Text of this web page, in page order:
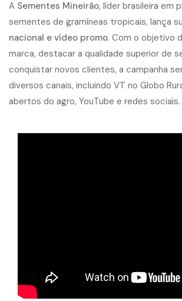
A Sementes Mineirão, líder brasileira em
sementes de gramíneas tropicais, lança
nacional e vídeo promo. Com o objetivo
marca, destacar a qualidade superior de
conquistar novos clientes, a campanha
diversos canais, incluindo VT no Globo
abertos do agro, YouTube e redes sociais.